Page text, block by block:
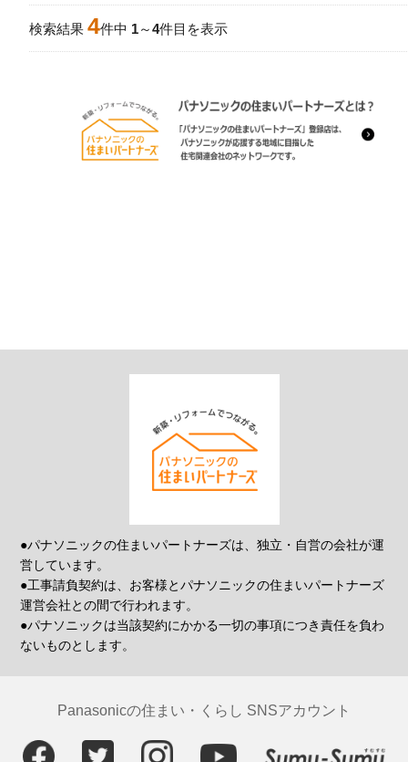
検索結果 4件中 1～4件目を表示
●パナソニックの住まいパートナーズは、独立・自営の会社が運
営しています。
●工事請負契約は、お客様とパナソニックの住まいパートナーズ
運営会社との間で行われます。
●パナソニックは当該契約にかかる一切の事項につき責任を負わ
ないものとします。
Panasonicの住まい・くらし SNSアカウント